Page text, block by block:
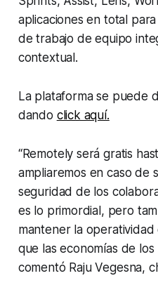
aplicaciones en total
de trabajo de equipo
contextual.
La plataforma se puede
dando click aquí.
“Remotely será gratis
ampliaremos en caso de
seguridad de los
es lo primordial, pero
mantener la
que las economías de los
comentó Raju Vegesna,